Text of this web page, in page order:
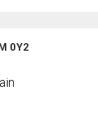
0Y2